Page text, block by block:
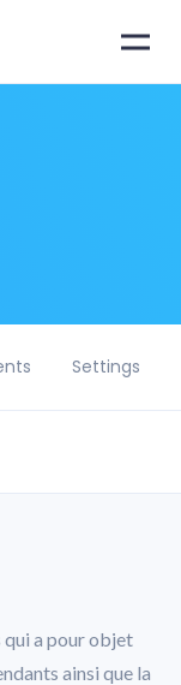
Settings
a pour objet
ainsi que la